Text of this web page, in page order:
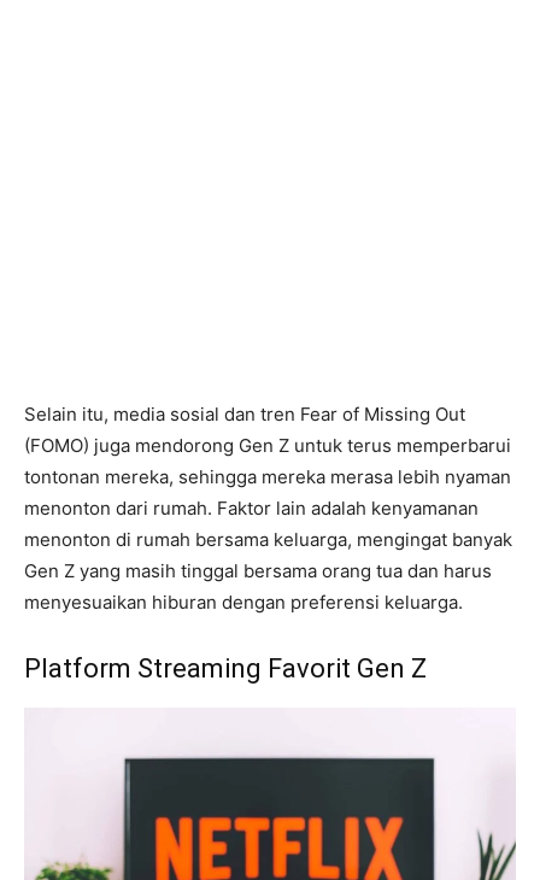
Selain itu, media sosial dan tren Fear of Missing Out
(FOMO) juga mendorong Gen Z untuk terus memperbarui
tontonan mereka, sehingga mereka merasa lebih nyaman
menonton dari rumah. Faktor lain adalah kenyamanan
menonton di rumah bersama keluarga, mengingat banyak
Gen Z yang masih tinggal bersama orang tua dan harus
menyesuaikan hiburan dengan preferensi keluarga.
Platform Streaming Favorit Gen Z